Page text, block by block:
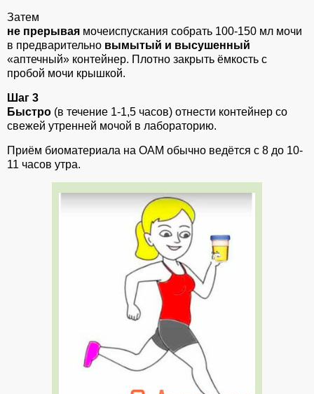
Затем
не прерывая мочеиспускания собрать 100-150 мл мочи
в предварительно вымытый и высушенный
«аптечный» контейнер. Плотно закрыть ёмкость с
пробой мочи крышкой.
Шаг 3
Быстро (в течение 1-1,5 часов) отнести контейнер со
свежей утренней мочой в лабораторию.
Приём биоматериала на ОАМ обычно ведётся с 8 до 10-
11 часов утра.